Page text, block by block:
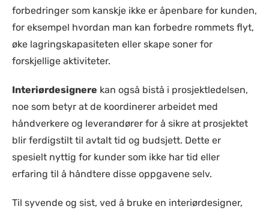
forbedringer som kanskje ikke er åpenbare for kunden,
for eksempel hvordan man kan forbedre rommets flyt,
øke lagringskapasiteten eller skape soner for
forskjellige aktiviteter.
Interiørdesignere kan også bistå i prosjektledelsen,
noe som betyr at de koordinerer arbeidet med
håndverkere og leverandører for å sikre at prosjektet
blir ferdigstilt til avtalt tid og budsjett. Dette er
spesielt nyttig for kunder som ikke har tid eller
erfaring til å håndtere disse oppgavene selv.
Til syvende og sist, ved å bruke en interiørdesigner,